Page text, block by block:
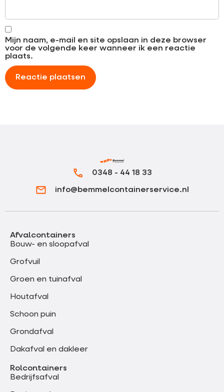
Mijn naam, e-mail en site opslaan in deze browser
voor de volgende keer wanneer ik een reactie
plaats.
0348 - 44 18 33
info@bemmelcontainerservice.nl
Afvalcontainers
Bouw- en sloopafval
Grofvuil
Groen en tuinafval
Houtafval
Schoon puin
Grondafval
Dakafval en dakleer
Rolcontainers
Bedrijfsafval